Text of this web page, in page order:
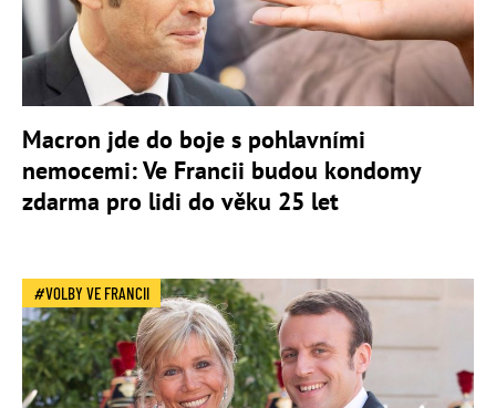
Macron jde do boje s pohlavními
nemocemi: Ve Francii budou kondomy
zdarma pro lidi do věku 25 let
VOLBY VE FRANCII